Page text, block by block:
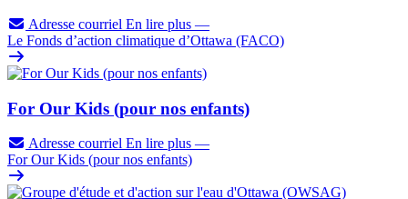
Adresse courriel En lire plus —
Le Fonds d’action climatique d’Ottawa (FACO)
For Our Kids (pour nos enfants)
Adresse courriel En lire plus —
For Our Kids (pour nos enfants)